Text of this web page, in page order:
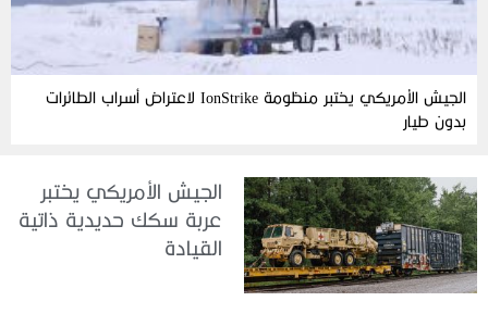
الجيش الأمريكي يختبر منظومة IonStrike لاعتراض أسراب الطائرات
بدون طيار
الجيش الأمريكي يختبر
عربة سكك حديدية ذاتية
القيادة